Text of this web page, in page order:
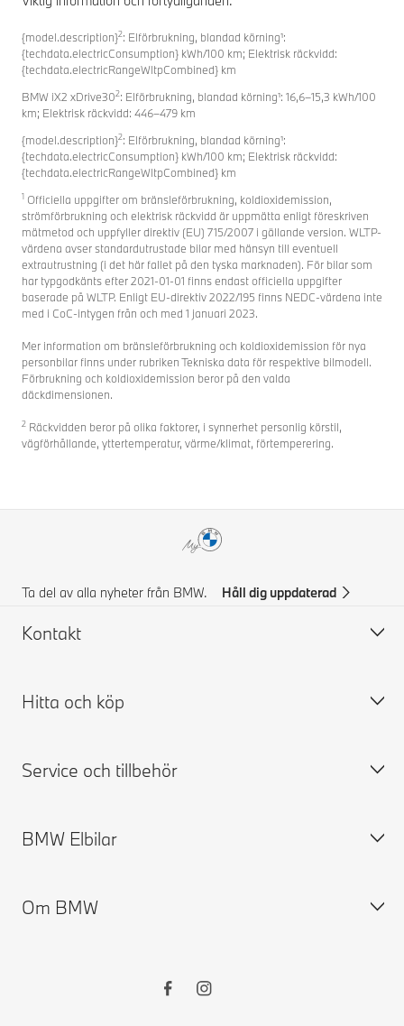
{model.description}2: Elförbrukning, blandad körning¹:
{techdata.electricConsumption} kWh/100 km; Elektrisk räckvidd:
{techdata.electricRangeWltpCombined} km
BMW iX2 xDrive302: Elförbrukning, blandad körning¹: 16,6–15,3 kWh/100
km; Elektrisk räckvidd: 446–479 km
{model.description}2: Elförbrukning, blandad körning¹:
{techdata.electricConsumption} kWh/100 km; Elektrisk räckvidd:
{techdata.electricRangeWltpCombined} km
1 Officiella uppgifter om bränsleförbrukning, koldioxidemission,
strömförbrukning och elektrisk räckvidd är uppmätta enligt föreskriven
mätmetod och uppfyller direktiv (EU) 715/2007 i gällande version. WLTP-
värdena avser standardutrustade bilar med hänsyn till eventuell
extrautrustning (i det här fallet på den tyska marknaden). För bilar som
har typgodkänts efter 2021-01-01 finns endast officiella uppgifter
baserade på WLTP. Enligt EU-direktiv 2022/195 finns NEDC-värdena inte
med i CoC-intygen från och med 1 januari 2023.
Mer information om bränsleförbrukning och koldioxidemission för nya
personbilar finns under rubriken Tekniska data för respektive bilmodell.
Förbrukning och koldioxidemission beror på den valda
däckdimensionen.
2 Räckvidden beror på olika faktorer, i synnerhet personlig körstil,
vägförhållande, yttertemperatur, värme/klimat, förtemperering.
Ta del av alla nyheter från BMW. Håll dig uppdaterad
Kontakt
Kontakta BMW
Prisförslag
Boka provkörning
Hitta och köp
Bygg din BMW
Begagnade bilar
BMW Financial Services
Service och tillbehör
Boka service
BMW ConnectedDrive
BMW Elbilar
Elbilar
Om BMW